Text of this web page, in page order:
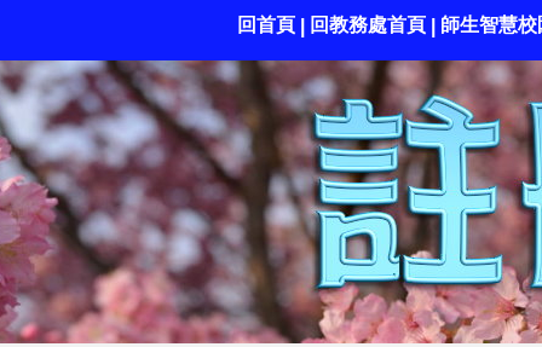
回首頁| 回教務處首頁| 師生智慧